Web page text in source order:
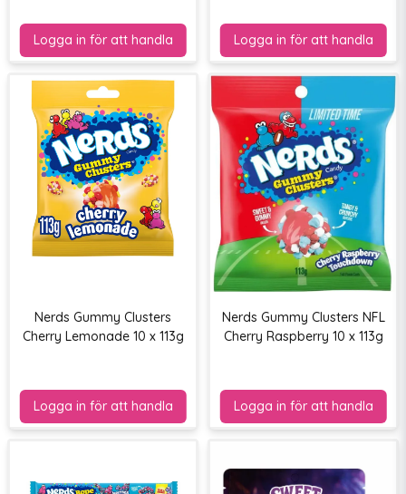
Nerds Gummy Clusters
Cherry Lemonade 10 x 113g
Nerds Gummy Clusters NFL
Cherry Raspberry 10 x 113g